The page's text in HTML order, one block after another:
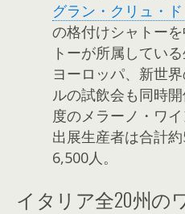
グラン・クリュ・
の格付けシャトー
トーが所属してい
ヨーロッパ、新世
ルの試飲会も同時
度のメラーノ・ワ
出展生産者は合計
6,500人。
イタリア全20州の